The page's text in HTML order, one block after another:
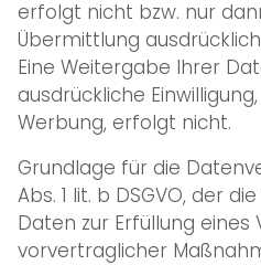
erfolgt nicht bzw. nur
Übermittlung
Eine Weitergabe Ihrer
ausdrückliche
Werbung, erfolgt nicht.
Grundlage für die
Abs. 1 lit. b DSGVO, der
Daten zur Erfüllung
vorvertraglicher